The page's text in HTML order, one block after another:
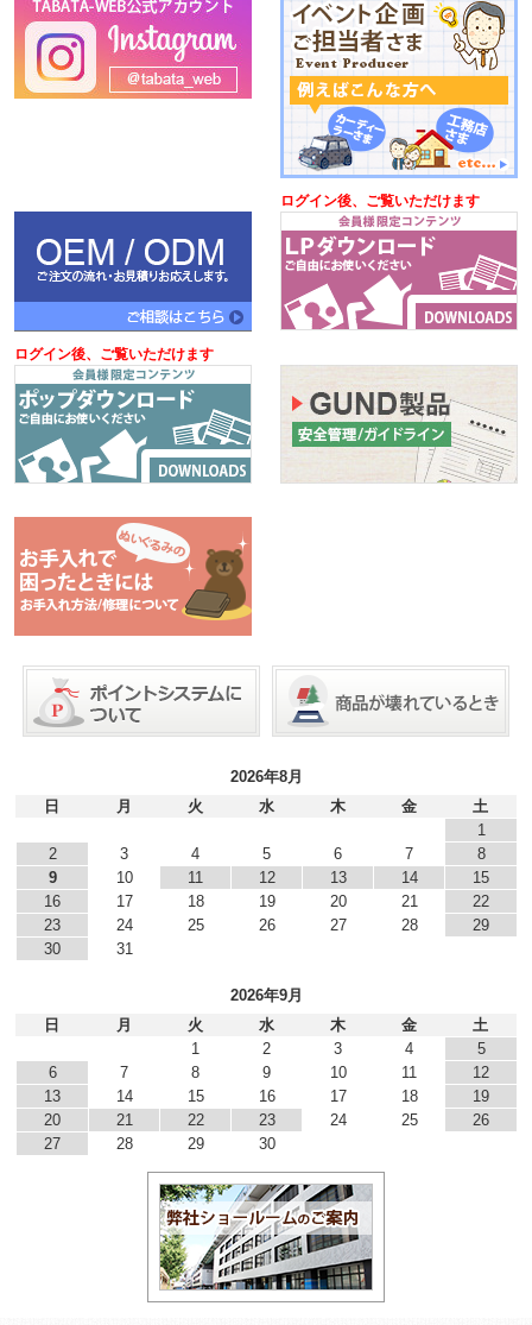
ログイン後、ご覧いただけます
ログイン後、ご覧いただけます
2026年8月
日
月 火 水 木 金
土
1
2
3 4 5 6 7
8
9
10 11 12 13 14
15
16
17 18 19 20 21
22
23
24 25 26 27 28
29
30
31
2026年9月
日
月 火 水 木 金
土
1
2 3 4
5
6
7 8 9 10 11
12
13
14 15 16 17 18
19
20
21 22 23 24 25
26
27
28 29 30